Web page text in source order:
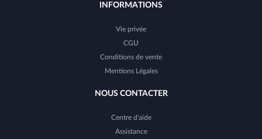
INFORMATIONS
Vie privée
CGU
Conditions de vente
Mentions Légales
NOUS CONTACTER
Centre d'aide
Assistance